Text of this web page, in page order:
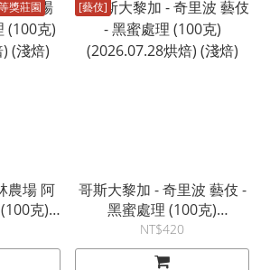
獎莊園
農場 阿
克)
(淺焙)
[藝伎]
哥斯大黎加 - 奇里波 藝伎 -
黑蜜處理 (100克)
(2026.07.28烘焙) (淺焙)
NT$420